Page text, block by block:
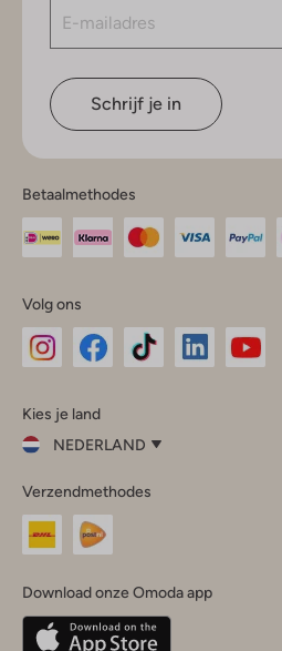
Schrijf je in
Betaalmethodes
Volg ons
InstagramFacebook
Kies je land
NEDERLAND
je
land
Nederland
Belgique(Français)
Verzendmethodes
Download onze Omoda app